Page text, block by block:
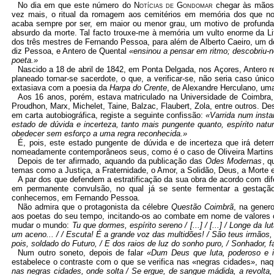
No dia em que este número do Notícias de Gondomar chegar às
vez mais, o ritual da romagem aos cemitérios em memória dos que
acaba sempre por ser, em maior ou menor grau, um motivo de
absurdo da morte. Tal facto trouxe-me à memória um vulto enorme da
dos três mestres de Fernando Pessoa, para além de Alberto Caeiro, um
diz Pessoa, e Antero de Quental «ensinou a pensar em ritmo;
poeta.»
Nascido a 18 de abril de 1842, em Ponta Delgada, nos Açores, Antero
planeado tornar-se sacerdote, o que, a verificar-se, não seria caso
extasiava com a poesia da Harpa do Crente, de Alexandre Herculano,
Aos 16 anos, porém, estava matriculado na Universidade de
Proudhon, Marx, Michelet, Taine, Balzac, Flaubert, Zola, entre outros.
em carta autobiográfica, registe a seguinte confissão:«Varrida num
estado de dúvida e incerteza, tanto mais pungente quanto, espírito
obedecer sem esforço a uma regra reconhecida.»
É, pois, este estado pungente de dúvida e de incerteza que irá
nomeadamente contemporâneos seus, como é o caso de Oliveira
Depois de ter afirmado, aquando da publicação das Odes Modernas ,
temas como a Justiça, a Fraternidade, o Amor, a Solidão, Deus, a
A par dos que defendem a estratificação da sua obra de acordo com
em permanente convulsão, no qual já se sente fermentar a
conhecemos, em Fernando Pessoa.
Não admira que o protagonista da célebreQuestão Coimbrã, na
aos poetas do seu tempo, incitando-os ao combate em nome de
mudar o mundo: Tu que dormes, espírito sereno / [... ]/ [... ]/ Longe da
um aceno... / / Escuta! É a grande voz das multidões! / São teus
pois, soldado do Futuro, / E dos raios de luz do sonho puro, / Sonhador,
Num outro soneto, depois de falar«Dum Deus que luta, poderoso e
estabelece o contraste com o que se verifica nas «negras cidades»,
nas negras cidades, onde solta / Se ergue, de sangue mádida, a